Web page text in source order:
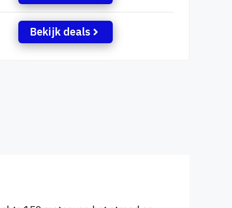
Bekijk deals